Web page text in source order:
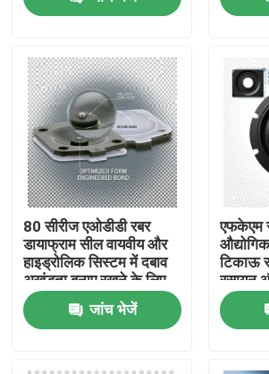
उत्पाद
हमारे बारे में
कारखाने का दौरा
गुणवत्ता नियंत्रण
समाचार
80 सीरीज एओडीडी रबर
डायाफ्राम सील वायवीय और
हाइड्रोलिक सिस्टम में दबाव
अखंडता बनाए रखने के लिए
आदर्श विकल्प
जांच भेजें
एफकेएम
टिकाऊ
रसायन
प्रतिरोधी